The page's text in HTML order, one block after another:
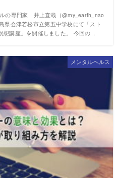
の専門家 井上直哉（@my_earth_nao
県会津若松市立第五中学校にて「スト
想講座」を開催しました。 今回の...
メンタルヘルス